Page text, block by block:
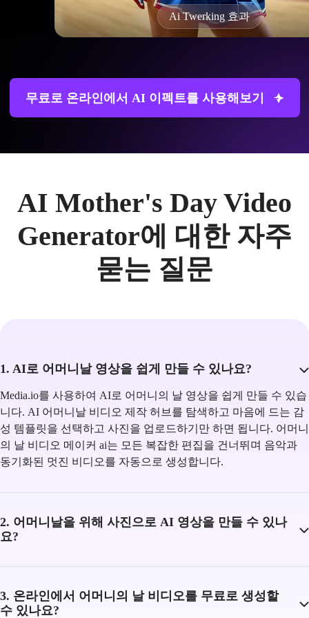
Ai Twerking 효과
무료로 온라인에서 AI 이펙트를 사용해보기
AI Mother's Day Video
Generator에 대한 자주
묻는 질문
1. AI로 어머니날 영상을 쉽게 만들 수 있나요?
Media.io를 사용하여 AI로 어머니의 날 영상을 쉽게 만들 수 있습
니다. AI 어머니날 비디오 제작 허브를 탐색하고 마음에 드는 감
성 템플릿을 선택하고 사진을 업로드하기만 하면 됩니다. 어머니
의 날 비디오 메이커 ai는 모든 복잡한 편집을 건너뛰며 음악과
동기화된 멋진 비디오를 자동으로 생성합니다.
2. 어머니날을 위해 사진으로 AI 영상을 만들 수 있나
요?
3. 온라인에서 어머니의 날 비디오를 무료로 생성할
수 있나요?